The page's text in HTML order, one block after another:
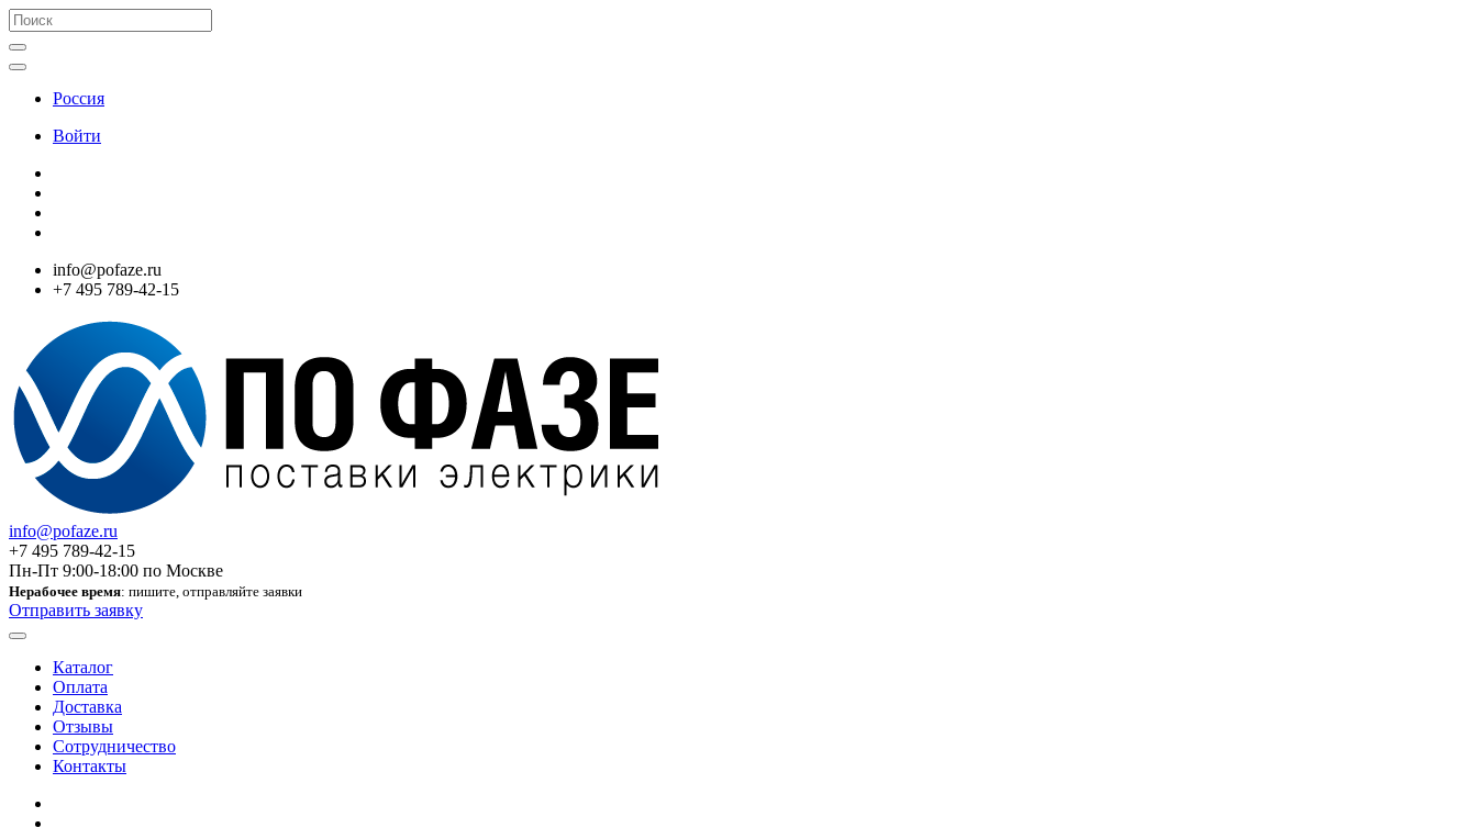
Россия
Войти
info@pofaze.ru
+7 495 789-42-15
info@pofaze.ru
+7 495 789-42-15
Пн-Пт 9:00-18:00 по Москве
Нерабочее время: пишите, отправляйте заявки
Отправить заявку
Каталог
Оплата
Доставка
Отзывы
Сотрудничество
Контакты